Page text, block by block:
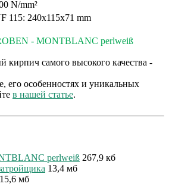
N/mm²
115: 240x115x71 mm
- MONTBLANC perlweiß
кирпич самого высокого качества -
его особенностях и уникальных
в нашей статье.
perlweiß 267,9 кб
13,4 мб
15,6 мб